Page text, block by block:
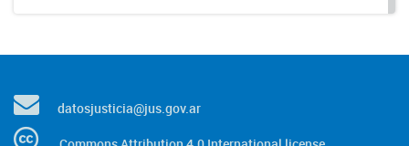
datosjusticia@jus.gov.ar